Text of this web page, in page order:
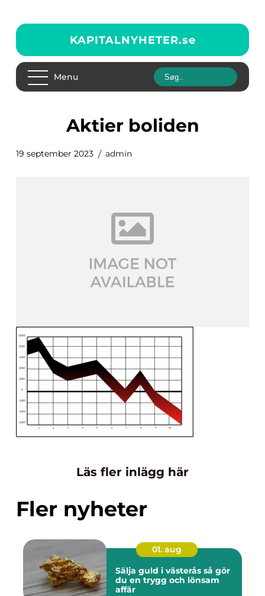
KAPITALNYHETER.se
Menu
aktier boliden
19 september 2023 admin
Läs fler inlägg här
Fler nyheter
01. aug
Sälja guld i västerås så gör
du en trygg och lönsam
affär